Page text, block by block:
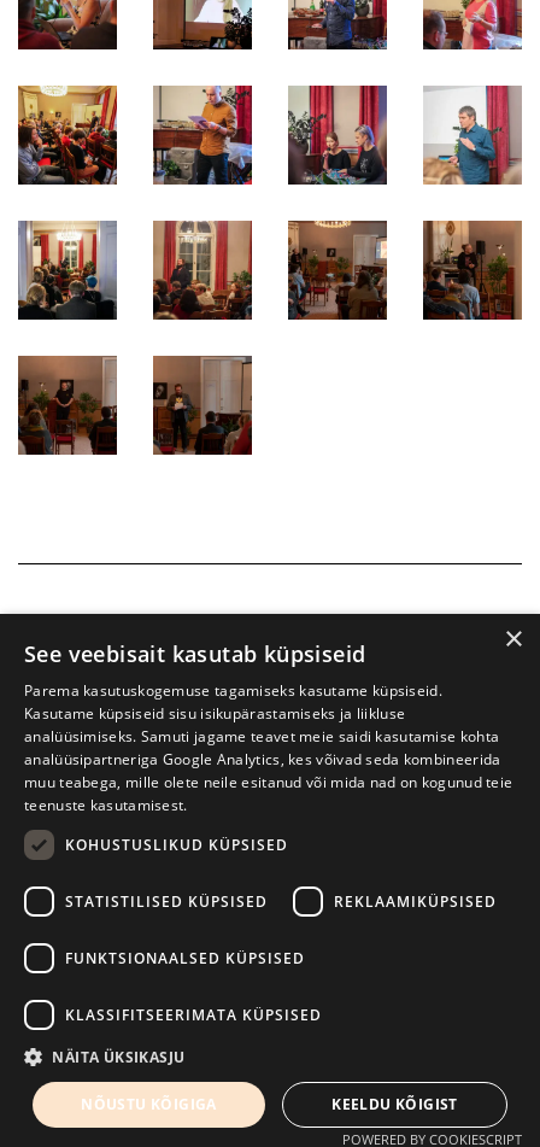
W. Struve 1, Tartu 50091 +372 7427079
Kodulehe tegemine - AMA
×
See veebisait kasutab küpsiseid
Parema kasutuskogemuse tagamiseks kasutame küpsiseid.
Kasutame küpsiseid sisu isikupärastamiseks ja liikluse
analüüsimiseks. Samuti jagame teavet meie saidi kasutamise kohta
analüüsipartneriga Google Analytics, kes võivad seda kombineerida
muu teabega, mille olete neile esitanud või mida nad on kogunud teie
teenuste kasutamisest.
KOHUSTUSLIKUD KÜPSISED
STATISTILISED KÜPSISED REKLAAMIKÜPSISED
FUNKTSIONAALSED KÜPSISED
KLASSIFITSEERIMATA KÜPSISED
NÄITA ÜKSIKASJU
NÕUSTU KÕIGIGA KEELDU KÕIGIST
POWERED BY COOKIESCRIPT